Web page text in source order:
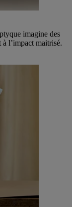
imagine des
l’impact maitrisé.